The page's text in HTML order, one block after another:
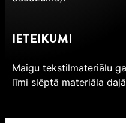
IETEIKUMI
Maigu tekstilmateriālu
līmi slēptā materiāla